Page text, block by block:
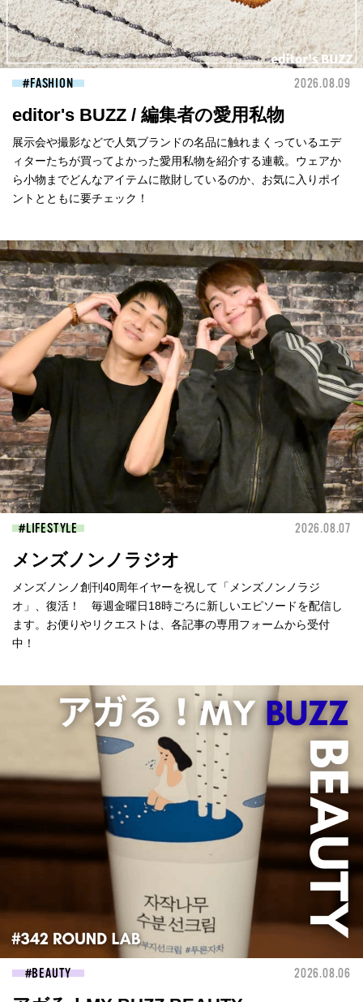
FASHION 2026.08.09
editor's BUZZ / 編集者の愛用私物
展示会や撮影などで人気ブランドの名品に触れまくっているエデ
ィターたちが買ってよかった愛用私物を紹介する連載。ウェアか
ら小物までどんなアイテムに散財しているのか、お気に入りポイ
ントとともに要チェック！
LIFESTYLE 2026.08.07
メンズノンノラジオ
メンズノンノ創刊40周年イヤーを祝して「メンズノンノラジ
オ」、復活！ 毎週金曜日18時ごろに新しいエピソードを配信し
ます。お便りやリクエストは、各記事の専用フォームから受付
中！
BEAUTY 2026.08.06